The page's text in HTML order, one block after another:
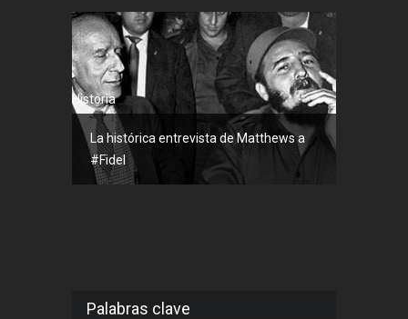
Historia
La histórica entrevista de Matthews a
#Fidel
Palabras clave